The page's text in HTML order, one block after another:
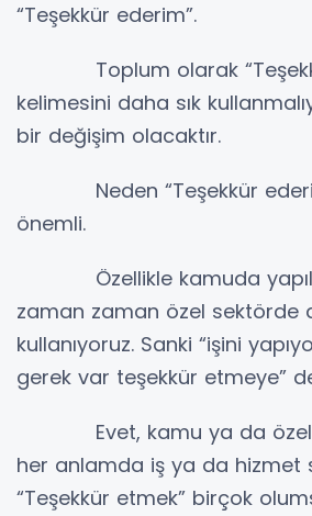
“Teşekkür ederim”.
Toplum olarak
kelimesini daha sık
bir değişim olacaktır.
Neden “Teşekkür
önemli.
Özellikle kamuda
zaman zaman özel sektörde
kullanıyoruz. Sanki “işini
gerek var teşekkür etmeye”
Evet, kamu ya da özel
her anlamda iş ya da hizmet
“Teşekkür etmek” birçok